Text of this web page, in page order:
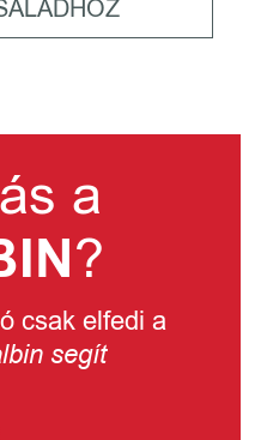
a
?
csak elfedi a
segít